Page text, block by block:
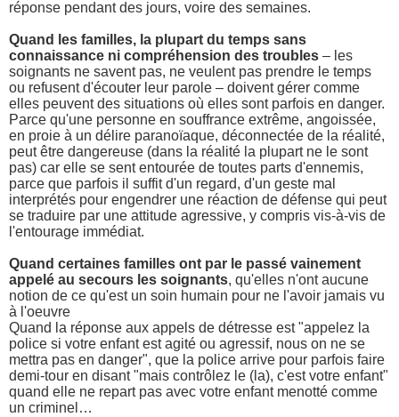
réponse pendant des jours, voire des semaines.
Quand les familles, la plupart du temps sans
connaissance ni compréhension des troubles – les
soignants ne savent pas, ne veulent pas prendre le temps
ou refusent d'écouter leur parole – doivent gérer comme
elles peuvent des situations où elles sont parfois en danger.
Parce qu'une personne en souffrance extrême, angoissée,
en proie à un délire paranoïaque, déconnectée de la réalité,
peut être dangereuse (dans la réalité la plupart ne le sont
pas) car elle se sent entourée de toutes parts d'ennemis,
parce que parfois il suffit d'un regard, d'un geste mal
interprétés pour engendrer une réaction de défense qui peut
se traduire par une attitude agressive, y compris vis-à-vis de
l'entourage immédiat.
Quand certaines familles ont par le passé vainement
appelé au secours les soignants, qu'elles n'ont aucune
notion de ce qu'est un soin humain pour ne l'avoir jamais vu
à l'oeuvre
Quand la réponse aux appels de détresse est "appelez la
police si votre enfant est agité ou agressif, nous on ne se
mettra pas en danger", que la police arrive pour parfois faire
demi-tour en disant "mais contrôlez le (la), c'est votre enfant"
quand elle ne repart pas avec votre enfant menotté comme
un criminel…